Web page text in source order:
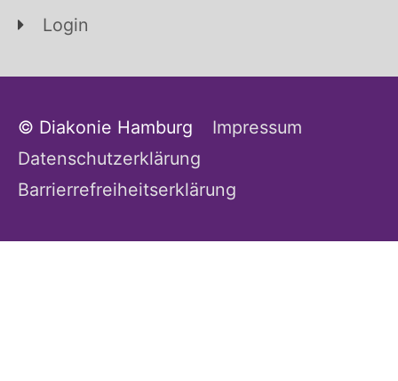
Login
© Diakonie Hamburg
Impressum
Datenschutzerklärung
Barrierrefreiheitserklärung